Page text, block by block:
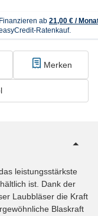
Merken
leistungsstärkste
ist. Dank der
Laubbläser die Kraft
Blaskraft